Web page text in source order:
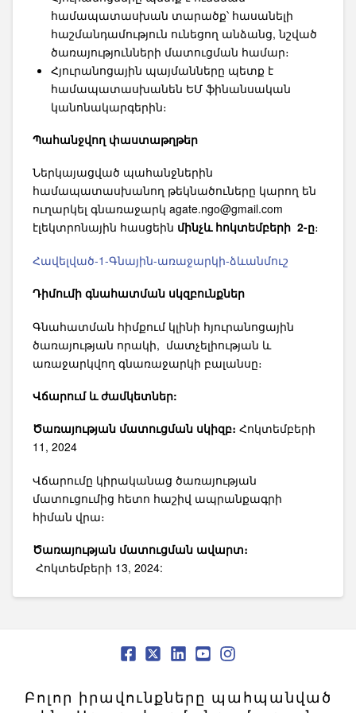
համապատասխան տարածք՝ հասանելի
հաշմանդամություն ունեցող անձանց, նշված
ծառայությունների մատուցման համար։
Հյուրանոցային պայմանները պետք է
համապատասխանեն ԵՄ ֆինանսական
կանոնակարգերին։
Պահանջվող փաստաթղթեր
Ներկայացված պահանջներին
համապատասխանող թեկնածուները կարող են
ուղարկել գնառաջարկ agate.ngo@gmail.com
էլեկտրոնային հասցեին մինչև հոկտեմբերի 2-ը։
Հավելված-1-Գնային-առաջարկի-ձևանմուշ
Դիմումի գնահատման սկզբունքներ
Գնահատման հիմքում կլինի հյուրանոցային
ծառայության որակի, մատչելիության և
առաջարկվող գնառաջարկի բալանսը։
Վճարում և ժամկետներ:
Ծառայության մատուցման սկիզբ։ Հոկտեմբերի
11, 2024
Վճարումը կիրականաց ծառայության
մատուցումից հետո հաշիվ ապրանքագրի
հիման վրա։
Ծառայության մատուցման ավարտ։
Հոկտեմբերի 13, 2024:
Բոլոր իրավունքները պահպանված